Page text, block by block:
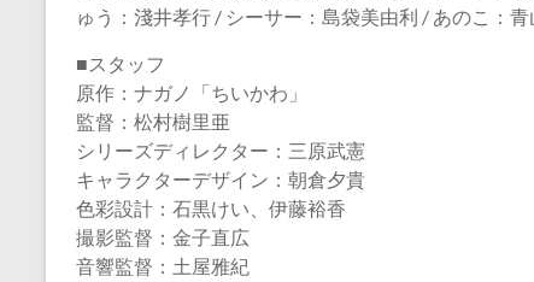
ゅう：淺井孝行 / シーサー：島袋美由利 / あのこ：
■スタッフ
原作：ナガノ「ちいかわ」
監督：松村樹里亜
シリーズディレクター：三原武憲
キャラクターデザイン：朝倉夕貴
色彩設計：石黒けい、伊藤裕香
撮影監督：金子直広
音響監督：土屋雅紀